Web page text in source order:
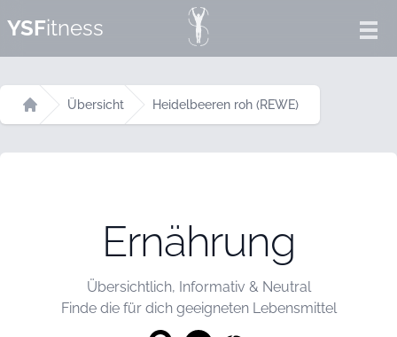
YSFitness
Startseite
Übersicht Heidelbeeren roh (REWE)
Ernährung
Übersichtlich, Informativ & Neutral
Finde die für dich geeigneten Lebensmittel